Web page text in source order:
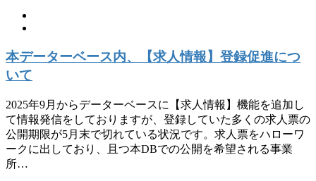
本データーベース内、【求人情報】登録促進につ
いて
2025年9月からデーターベースに【求人情報】機能を追加し
て情報発信をしておりますが、登録していた多くの求人票の
公開期限が5月末で切れている状況です。求人票をハローワ
ークに出しており、且つ本DBでの公開を希望される事業
所…